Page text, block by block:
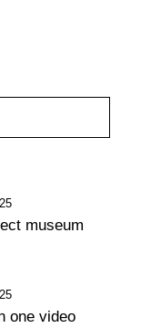
museum
one video